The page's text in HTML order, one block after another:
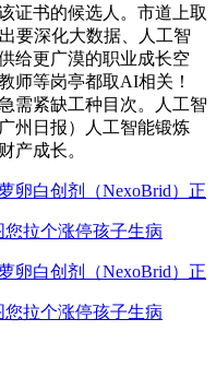
证书的候选人。市道上取
要深化大数据、人工智
给更广漠的职业成长空
师等岗亭都取AI相关！
需紧缺工种目次。人工智
州日报）人工智能锻炼
产成长。
卵白创剂（NexoBrid）正
您拉个涨停孩子生病
卵白创剂（NexoBrid）正
您拉个涨停孩子生病